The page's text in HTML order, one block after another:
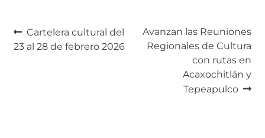
Navegación
Anterior:
Cartelera cultural del
23 al 28 de febrero 2026
Siguiente:
Avanzan las Reuniones
Regionales de Cultura
con rutas en
Acaxochitlán y
Tepeapulco